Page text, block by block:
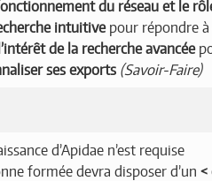
du réseau et le
intuitivepour répondre à
de la recherche avancée
ses exports (Savoir-Faire)
d’Apidae n’est requise
formée devra disposer d’un